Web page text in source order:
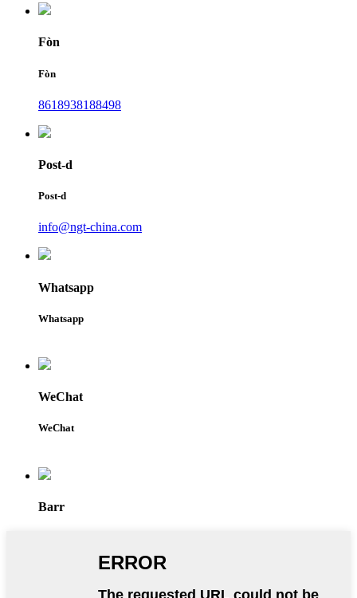
Fòn
Fòn
8618938188498
Post-d
Post-d
info@ngt-china.com
Whatsapp
Whatsapp
WeChat
WeChat
Barr